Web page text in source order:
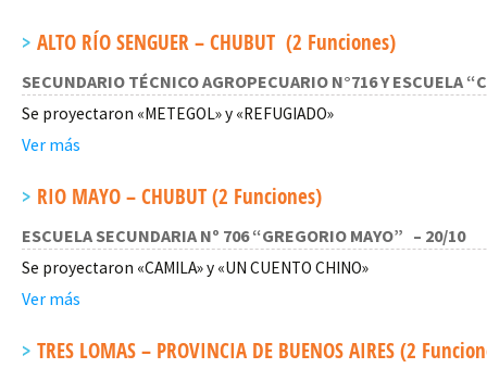
ALTO RÍO SENGUER – CHUBUT (2 Funciones)
SECUNDARIO TÉCNICO AGROPECUARIO N°716 Y ESCUELA
Se proyectaron «METEGOL» y «REFUGIADO»
Ver más
RIO MAYO – CHUBUT (2 Funciones)
ESCUELA SECUNDARIA Nº 706 “GREGORIO MAYO” – 20/10
Se proyectaron «CAMILA» y «UN CUENTO CHINO»
Ver más
TRES LOMAS – PROVINCIA DE BUENOS AIRES (2